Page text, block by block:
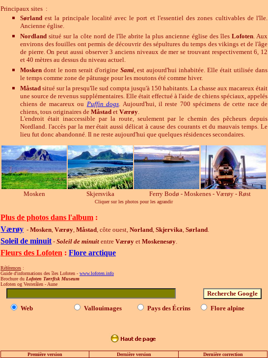
Principaux sites :
Sørland est la principale localité avec le port et l'essentiel des zones cultivables de l'île.
Ancienne église.
Nordland situé sur la côte nord de l'île abrite la plus ancienne église des îles Lofoten. Aux
environs des fouilles ont permis de découvrir des sépultures du temps des vikings et de l'âge
de pierre. On peut aussi observer 3 anciens niveaux de mer se trouvant respectivement 6, 12
et 40 mètres au dessus du niveau actuel.
Mosken dont le nom serait d'origine Sami, est aujourd'hui inhabitée. Elle était utilisée dans
le temps comme zone de pâturage pour les moutons été comme hiver.
Måstad situé sur la presqu'île sud compta jusqu'à 150 habitants. La chasse aux macareux était
une source de revenus supplémentaires. Elle était effectué à l'aide de chiens spéciaux, appelés
chiens de macareux ou Puffin dogs. Aujourd'hui, il reste 700 spécimens de cette race de
chiens, tous originaires de Måstad et Værøy.
L'endroit était inaccessible par la route, seulement par le chemin des pêcheurs depuis
Nordland. l'accès par la mer était aussi délicat à cause des courants et du mauvais temps. Le
lieu fut donc abandonné. Il ne reste aujourd'hui que quelques résidences secondaires.
Mosken Skjersvika Ferry Bodø - Moskenes - Værøy - Røst
Cliquer sur les photos pour les agrandir
Plus de photos dans l'album :
Værøy - Mosken, Værøy, Måstad, côte ouest, Norland, Skjervika, Sørland.
Soleil de minuit- Soleil de minuit entre Værøy et Moskenesøy.
Fleurs des Lofoten : Flore arctique
Références :
Guide d'informations des îles Lofoten - www.lofoten.info
Brochure du Lofoten Tørrfisk Museum
Lofoten og Vesterålen - Aune
Web Vallouimages Pays des Écrins Flore alpine
Première version Dernière version Dernière correction